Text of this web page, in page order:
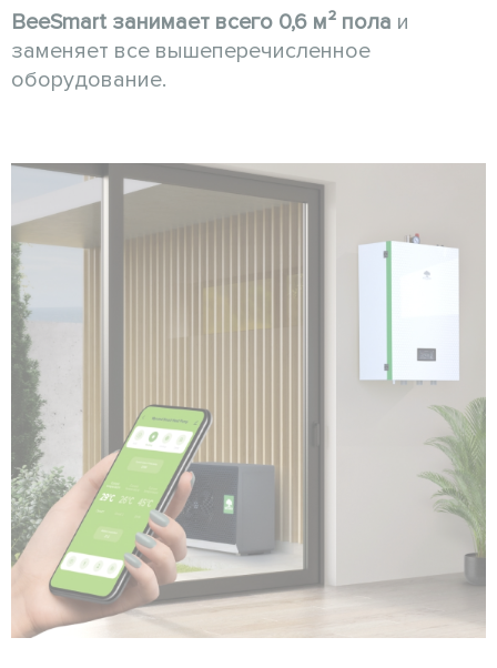
BeeSmart занимает всего 0,6 м² пола и
заменяет все вышеперечисленное
оборудование.